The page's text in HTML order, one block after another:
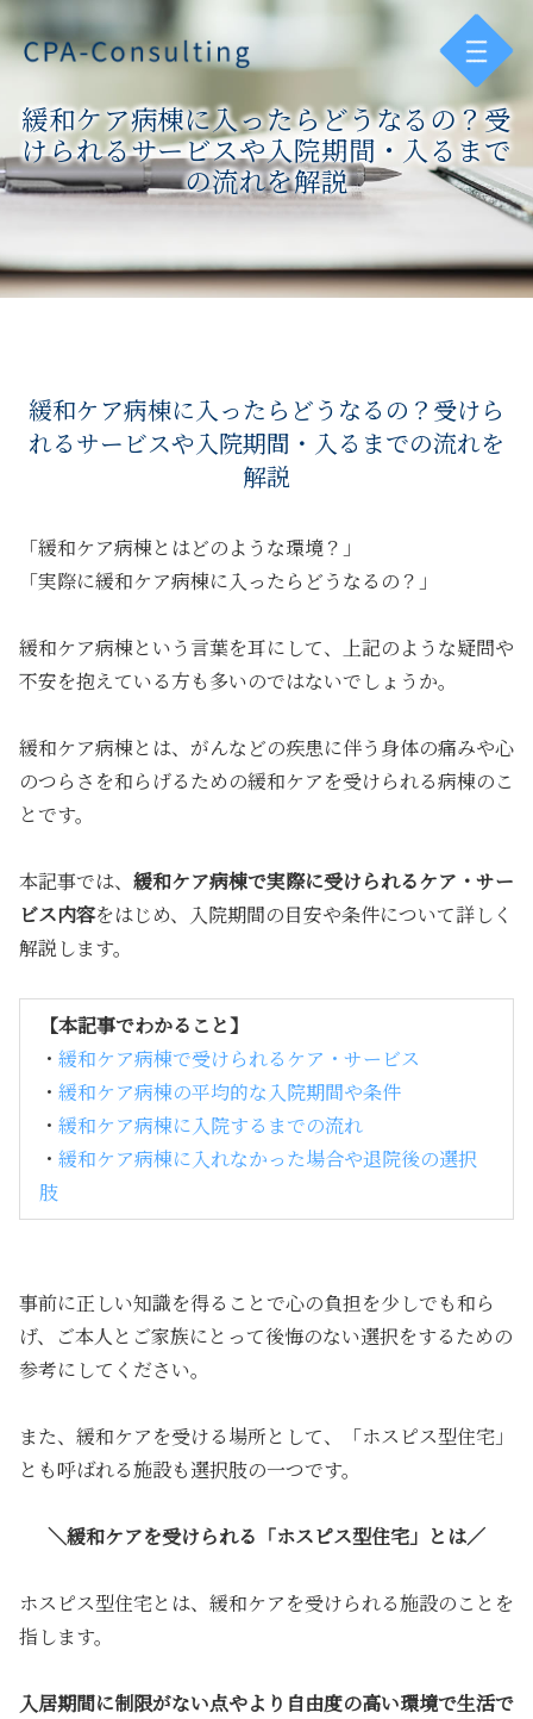
緩和ケア病棟に入ったらどうなるの？受
けられるサービスや入院期間・入るまで
の流れを解説
緩和ケア病棟に入ったらどうなるの？受けら
れるサービスや入院期間・入るまでの流れを
解説
「緩和ケア病棟とはどのような環境？」
「実際に緩和ケア病棟に入ったらどうなるの？」
緩和ケア病棟という言葉を耳にして、上記のような疑問や
不安を抱えている方も多いのではないでしょうか。
緩和ケア病棟とは、がんなどの疾患に伴う身体の痛みや心
のつらさを和らげるための緩和ケアを受けられる病棟のこ
とです。
本記事では、 緩和ケア病棟で実際に受けられるケア・サー
ビス内容をはじめ、入院期間の目安や条件について詳しく
解説します。
【本記事でわかること】
・ 緩和ケア病棟で受けられるケア・サービス
・ 緩和ケア病棟の平均的な入院期間や条件
・ 緩和ケア病棟に入院するまでの流れ
・ 緩和ケア病棟に入れなかった場合や退院後の選択
肢
事前に正しい知識を得ることで心の負担を少しでも和ら
げ、ご本人とご家族にとって後悔のない選択をするための
参考にしてください。
また、緩和ケアを受ける場所として、「ホスピス型住宅」
とも呼ばれる施設も選択肢の一つです。
＼緩和ケアを受けられる「ホスピス型住宅」とは／
ホスピス型住宅とは、緩和ケアを受けられる施設のことを
指します。
入居期間に制限がない点やより自由度の高い環境で生活で